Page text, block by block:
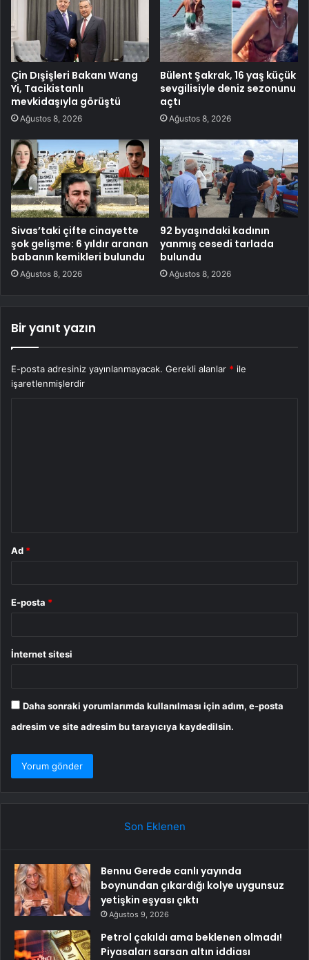
Çin Dışişleri Bakanı Wang
Yi, Tacikistanlı
mevkidaşıyla görüştü
Ağustos 8, 2026
Bülent Şakrak, 16 yaş küçük
sevgilisiyle deniz sezonunu
açtı
Ağustos 8, 2026
Sivas’taki çifte cinayette
şok gelişme: 6 yıldır aranan
babanın kemikleri bulundu
Ağustos 8, 2026
92 byaşındaki kadının
yanmış cesedi tarlada
bulundu
Ağustos 8, 2026
Bir yanıt yazın
E-posta adresiniz yayınlanmayacak. Gerekli alanlar * ile
işaretlenmişlerdir
Ad *
E-posta *
İnternet sitesi
Daha sonraki yorumlarımda kullanılması için adım, e-posta
adresim ve site adresim bu tarayıcıya kaydedilsin.
Son Eklenen
Bennu Gerede canlı yayında
boynundan çıkardığı kolye uygunsuz
yetişkin eşyası çıktı
Ağustos 9, 2026
Petrol çakıldı ama beklenen olmadı!
Piyasaları sarsan altın iddiası